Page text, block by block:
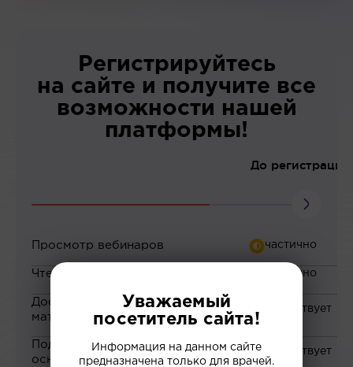
Регистрируйтесь
на сайте и получите все
возможности нашей
платформы!
До регистрации
Просмотр вебинаров
Чтение статей
Доступ к закрытым
материалам
Подборка материалов на
основе ваших интересов
Уважаемый
посетитель сайта!
Информация на данном сайте
предназначена только для врачей.